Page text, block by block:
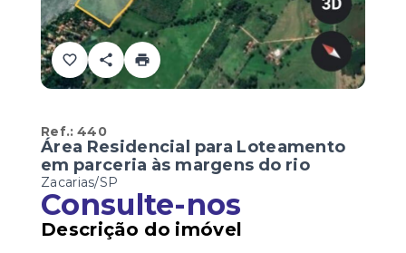
Ref.:440
Área Residencial para Loteamento
em parceria às margens do rio
Zacarias/SP
Consulte-nos
Descrição do imóvel